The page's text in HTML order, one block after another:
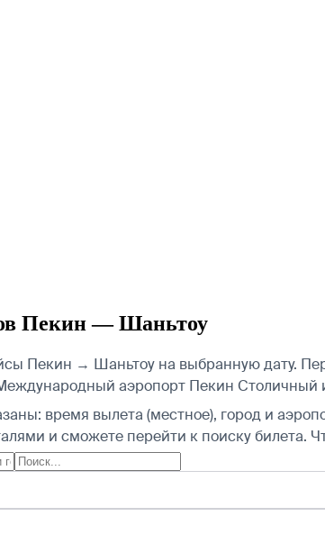
Пекин — Шаньтоу
Пекин → Шаньтоу на выбранную дату.
аэропорт Пекин
время вылета (местное), город и
и сможете перейти к поиску билета.